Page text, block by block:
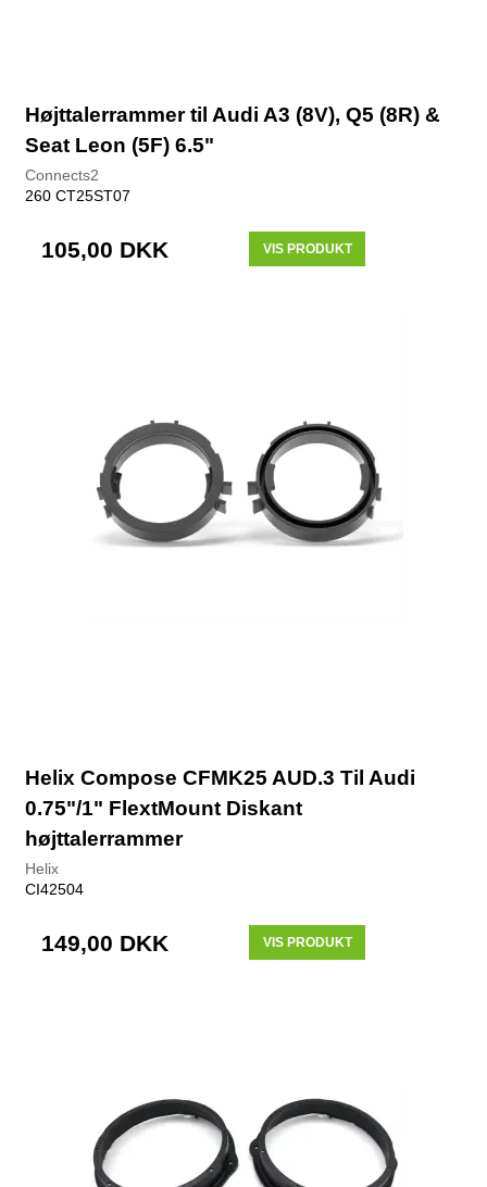
Højttalerrammer til Audi A3 (8V), Q5 (8R) &
Seat Leon (5F) 6.5"
Connects2
260 CT25ST07
105,00 DKK VIS PRODUKT
Helix Compose CFMK25 AUD.3 Til Audi
0.75"/1" FlextMount Diskant
højttalerrammer
Helix
CI42504
149,00 DKK VIS PRODUKT